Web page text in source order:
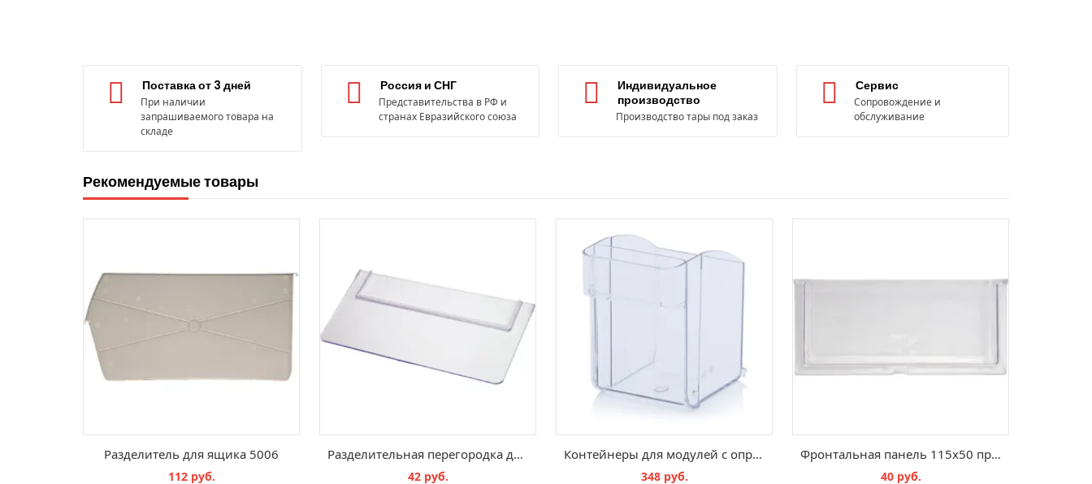
Поставка от 3 дней
При наличии
запрашиваемого товара на
складе
Россия и СНГ
Представительства в РФ и
странах Евразийского союза
Индивидуальное
производство
Производство тары под заказ
Сервис
Сопровождение и
обслуживание
Рекомендуемые товары
Разделитель для ящика 5006
112 руб.
Разделительная перегородка для ящиков Серии 6000
42 руб.
Контейнеры для модулей с опрокидываемыми ящиками EBKK 5
348 руб.
Фронтальная панель 115x50 прозрачная
40 руб.